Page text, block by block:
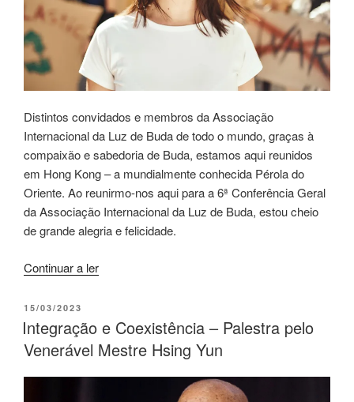
Distintos convidados e membros da Associação
Internacional da Luz de Buda de todo o mundo, graças à
compaixão e sabedoria de Buda, estamos aqui reunidos
em Hong Kong – a mundialmente conhecida Pérola do
Oriente. Ao reunirmo-nos aqui para a 6ª Conferência Geral
da Associação Internacional da Luz de Buda, estou cheio
de grande alegria e felicidade.
Continuar a ler
15/03/2023
Integração e Coexistência – Palestra pelo
Venerável Mestre Hsing Yun